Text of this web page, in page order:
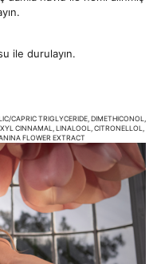
ile durulayın.
CAPRIC TRIGLYCERIDE, DIMETHICONOL,
CINNAMAL, LINALOOL, CITRONELLOL,
FLOWER EXTRACT